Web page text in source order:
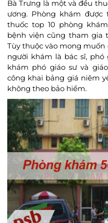
Bà Trưng là một và đều
ương. Phòng khám
thuốc top 10 phòng
bệnh viện cũng tham gia
Tùy thuộc vào mong muốn
người khám là bác sĩ,
khám phó giáo sư và
công khai bảng giá niêm
không theo bảo hiểm.